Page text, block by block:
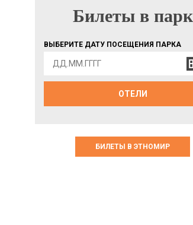
БИЛЕТЫ В ПАРК
Билеты в парк
ВЫБЕРИТЕ ДАТУ ПОСЕЩЕНИЯ ПАРКА
ОТЕЛИ
БИЛЕТЫ В ЭТНОМИР